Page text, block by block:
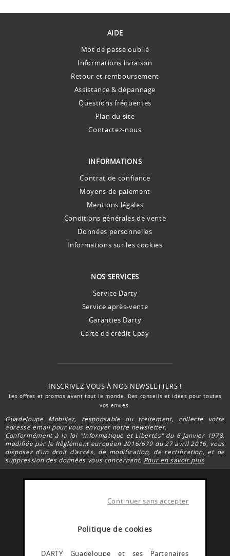
Politique de cookies
Continuer sans accepter
DARTY Guadeloupe et ses Partenaires
AIDE
Mot de passe oublié
Informations livraison
Retour et remboursement
Assistance & dépannage
Questions fréquentes
Plan du site
Contactez-nous
INFORMATIONS
Contrat de confiance
Moyens de paiement
Mentions légales
Conditions générales de vente
Données personnelles
Informations sur les cookies
NOS SERVICES
Service Darty
Service après-vente
Garanties Darty
Carte de crédit Cpay
INSCRIVEZ-VOUS À NOS NEWSLETTERS !
Les offres et promos avant tout le monde. Des conseils et idées pour toutes
vos envies.
Guadeloupe Mobilier, responsable du traitement, collecte votre
adresse email pour vous envoyer notre newsletter.
Conformément à la loi "Informatique et Libertés” du 6 Janvier 1978,
modifiée par le Règlement européen 2016/679 du 27 avril 2016, vous
disposez d’un droit d’accès, de modification, de rectification, et de
suppression des données vous concernant. Pour en savoir plus
FACEBOOK DARTY
Rejoignez la communauté Darty Guadeloupe
INSTAGRAM DARTY